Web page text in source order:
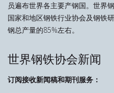
员遍布世界各主要产钢国。世界
国家和地区钢铁行业协会及钢铁
钢总产量的85%左右。
世界钢铁协会新闻
订阅接收新闻稿和期刊服务：